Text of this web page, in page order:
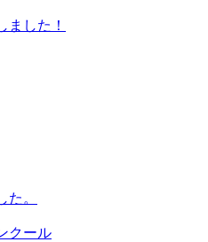
ました！
。
クール